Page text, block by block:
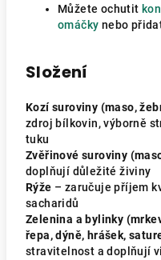
Můžete ochutit
omáčky nebo
Složení
Kozí suroviny (maso,
zdroj bílkovin, výborně
tuku
Zvěřinové suroviny
doplňují důležité živiny
Rýže – zaručuje příjem
sacharidů
Zelenina a bylinky
řepa, dýně, hrášek,
stravitelnost a doplňují